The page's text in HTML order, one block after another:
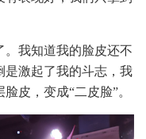
。我知道我的脸皮还不
是激起了我的斗志，我
皮，变成“二皮脸”。